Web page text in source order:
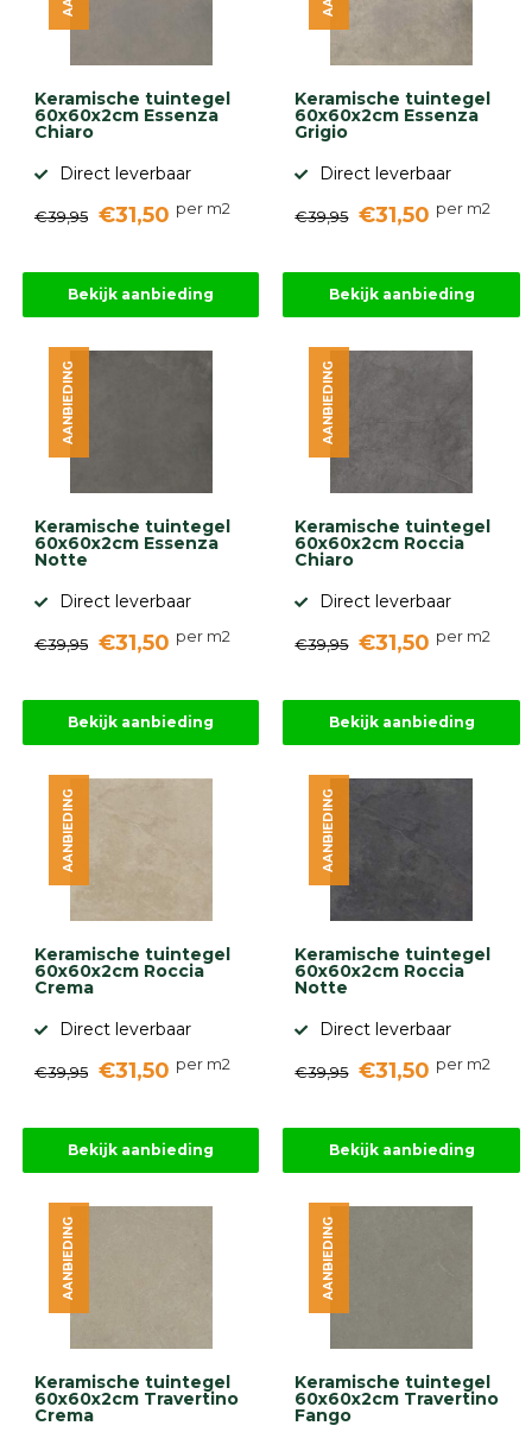
Keramische tuintegel
60x60x2cm Essenza
Chiaro
Direct leverbaar
€39,95 €31,50 per m2
Bekijk aanbieding
Keramische tuintegel
60x60x2cm Essenza
Grigio
Direct leverbaar
€39,95 €31,50 per m2
Bekijk aanbieding
Keramische tuintegel
60x60x2cm Essenza
Notte
Direct leverbaar
€39,95 €31,50 per m2
AANBIEDING
Bekijk aanbieding
Keramische tuintegel
60x60x2cm Roccia
Chiaro
Direct leverbaar
€39,95 €31,50 per m2
AANBIEDING
Bekijk aanbieding
Keramische tuintegel
60x60x2cm Roccia
Crema
Direct leverbaar
€39,95 €31,50 per m2
AANBIEDING
Bekijk aanbieding
Keramische tuintegel
60x60x2cm Roccia
Notte
Direct leverbaar
€39,95 €31,50 per m2
AANBIEDING
Bekijk aanbieding
Keramische tuintegel
60x60x2cm Travertino
Crema
AANBIEDING
Keramische tuintegel
60x60x2cm Travertino
Fango
AANBIEDING